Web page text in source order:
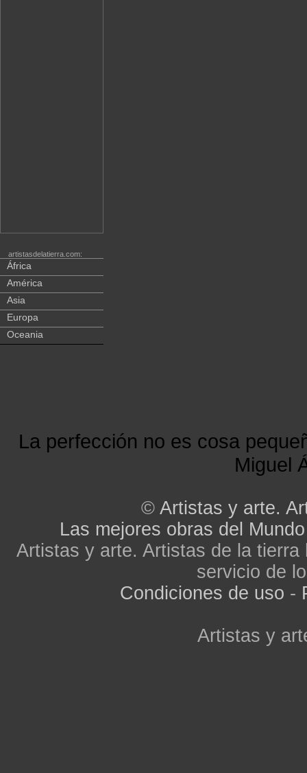
artistasdelatierra.com:
África
América
Asia
Europa
Oceania
La perfección no es cosa
Miguel
© Artistas y arte.
Las mejores obras del Mundo
Artistas y arte. Artistas de la
servicio de
Condiciones de uso -
Artistas y